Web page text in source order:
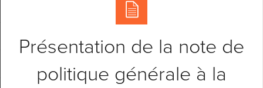
Présentation de la note de
politique générale à la